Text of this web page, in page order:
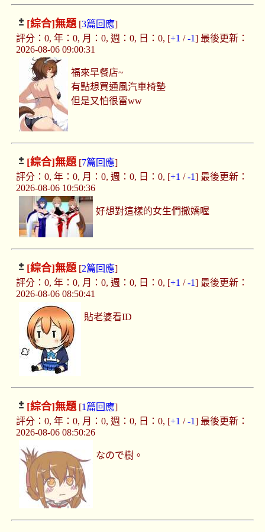
[綜合]無題[3篇回應]
評分：0, 年：0, 月：0, 週：0, 日：0, [+1 /-1] 最後更新：
2026-08-06 09:00:31
福來早餐店~
有點想買通風汽車椅墊
但是又怕很雷ww
[綜合]無題[7篇回應]
評分：0, 年：0, 月：0, 週：0, 日：0, [+1 /-1] 最後更新：
2026-08-06 10:50:36
好想對這樣的女生們撒嬌喔
[綜合]無題[2篇回應]
評分：0, 年：0, 月：0, 週：0, 日：0, [+1 /-1] 最後更新：
2026-08-06 08:50:41
貼老婆看ID
[綜合]無題[1篇回應]
評分：0, 年：0, 月：0, 週：0, 日：0, [+1 /-1] 最後更新：
2026-08-06 08:50:26
なので樹。